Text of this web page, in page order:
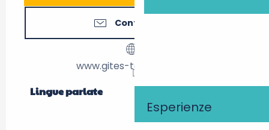
Esperienze
Contattateci
www.gites-touraine.com
Lingue parlate
Lingue parlate